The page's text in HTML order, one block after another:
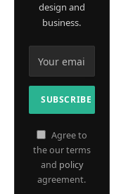
design and
business.
Agree to
the our terms
and policy
agreement.